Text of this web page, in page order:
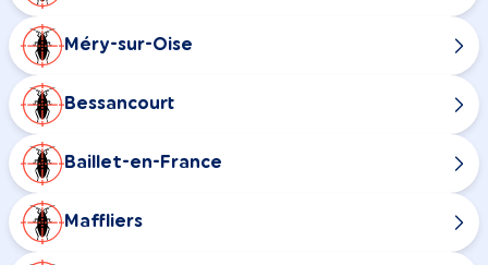
Méry-sur-Oise
Bessancourt
Baillet-en-France
Maffliers